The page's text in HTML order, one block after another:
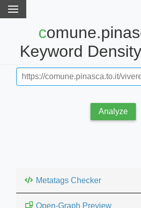
comune.pinasca.to.it
Keyword
Analyze
Metatags Checker
Open-Graph Preview